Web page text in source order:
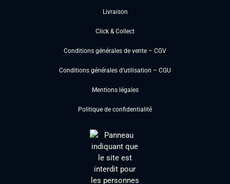
Livraison
Click & Collect
Conditions générales de vente – CGV
Conditions générales d’utilisation – CGU
Mentions légales
Politique de confidentialité